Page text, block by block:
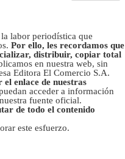
labor periodística que
Por ello, les recordamos que
distribuir, copiar total
en nuestra web, sin
Editora El Comercio S.A.
enlace de nuestras
acceder a información
fuente oficial.
de todo el contenido
este esfuerzo.